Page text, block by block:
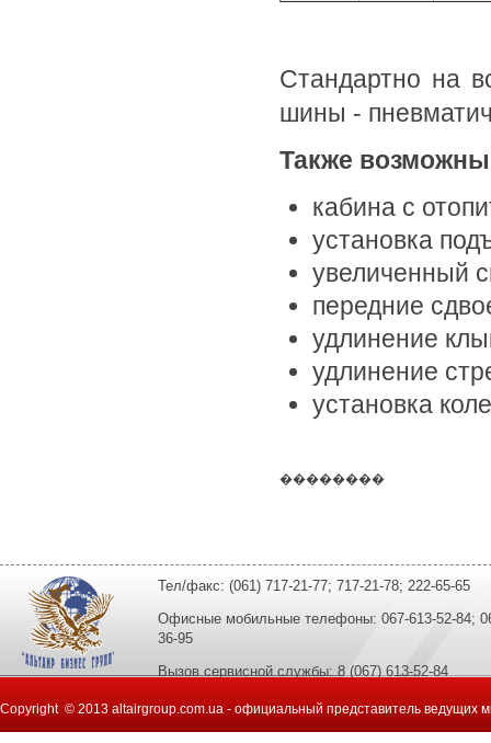
Стандартно на
шины -
Также
кабина с
установка
увеличенный
передние
удлинение
удлинение
установка
��������
Тел/факс: (061) 717-21-77; 717-21-78; 222-65-65
Офисные мобильные телефоны: 067-613-52-84;
36-95
Вызов сервисной службы: 8 (067) 613-52-84
Copyright © 2013 altairgroup.com.ua - официальный представитель ведущих